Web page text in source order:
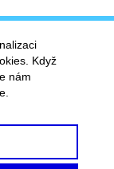
Když
nám